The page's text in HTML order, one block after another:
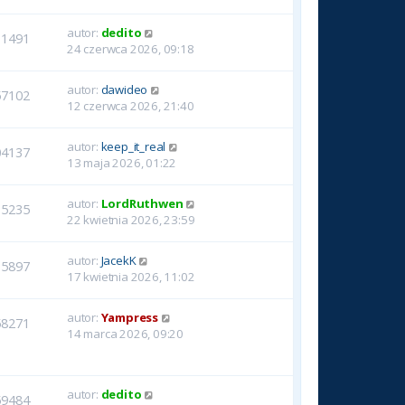
autor: dedito
24 czerwca 2026, 09:18
autor: dawideo
12 czerwca 2026, 21:40
autor: keep_it_real
13 maja 2026, 01:22
autor: LordRuthwen
22 kwietnia 2026, 23:59
autor: JacekK
17 kwietnia 2026, 11:02
autor: Yampress
14 marca 2026, 09:20
autor: dedito